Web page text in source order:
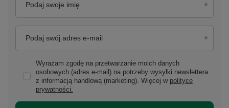
Podaj swoje imię
Podaj swój adres e-mail
Wyrażam zgodę na przetwarzanie moich danych
osobowych (adres e-mail) na potrzeby wysyłki newslettera
z informacją handlową (marketing). Więcej w polityce
prywatności.